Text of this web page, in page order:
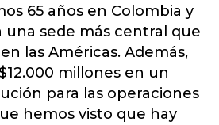
65 años en Colombia y
una sede más central que
las Américas. Además,
millones en un
para las operaciones
hemos visto que hay